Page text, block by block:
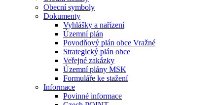
Obecní symboly
Dokumenty
Vyhlášky a nařízení
Územní plán
Povodňový plán obce Vražné
Strategický plán obce
Veřejné zakázky
Územní plány MSK
Formuláře ke stažení
Informace
Povinné informace